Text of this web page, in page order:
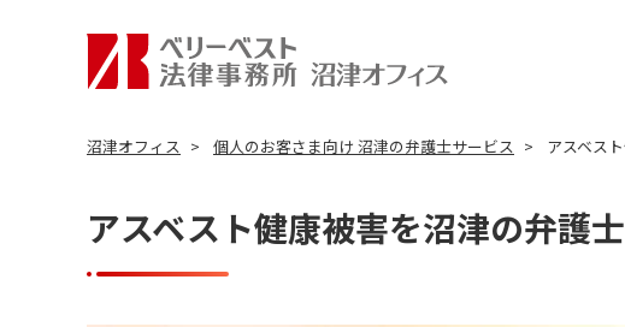
沼津オフィス 個人のお客さま向け 沼津の弁護士サービス アスベス
アスベスト健康被害を沼津の弁護